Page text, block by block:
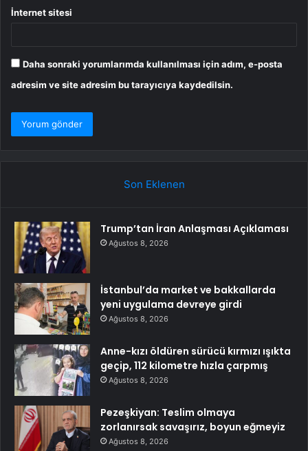
İnternet sitesi
Daha sonraki yorumlarımda kullanılması için adım, e-posta
adresim ve site adresim bu tarayıcıya kaydedilsin.
Son Eklenen
Trump’tan İran Anlaşması Açıklaması
Ağustos 8, 2026
İstanbul’da market ve bakkallarda
yeni uygulama devreye girdi
Ağustos 8, 2026
Anne-kızı öldüren sürücü kırmızı ışıkta
geçip, 112 kilometre hızla çarpmış
Ağustos 8, 2026
Pezeşkiyan: Teslim olmaya
zorlanırsak savaşırız, boyun eğmeyiz
Ağustos 8, 2026